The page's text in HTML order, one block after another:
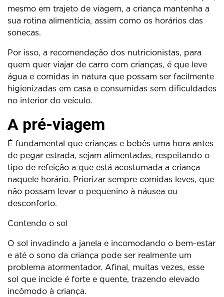
mesmo em trajeto de viagem, a criança mantenha a
sua rotina alimentícia, assim como os horários das
sonecas.
Por isso, a recomendação dos nutricionistas, para
quem quer viajar de carro com crianças, é que leve
água e comidas in natura que possam ser facilmente
higienizadas em casa e consumidas sem dificuldades
no interior do veículo.
A pré-viagem
É fundamental que crianças e bebês uma hora antes
de pegar estrada, sejam alimentadas, respeitando o
tipo de refeição a que está acostumada a criança
naquele horário. Priorizar sempre comidas leves, que
não possam levar o pequenino à náusea ou
desconforto.
Contendo o sol
O sol invadindo a janela e incomodando o bem-estar
e até o sono da criança pode ser realmente um
problema atormentador. Afinal, muitas vezes, esse
sol que incide é forte e quente, trazendo elevado
incômodo à criança.